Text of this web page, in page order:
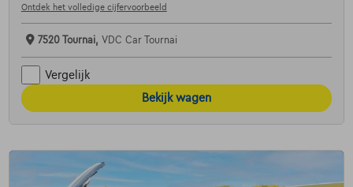
Ontdek het volledige cijfervoorbeeld
7520 Tournai, VDC Car Tournai
Vergelijk
Bekijk wagen